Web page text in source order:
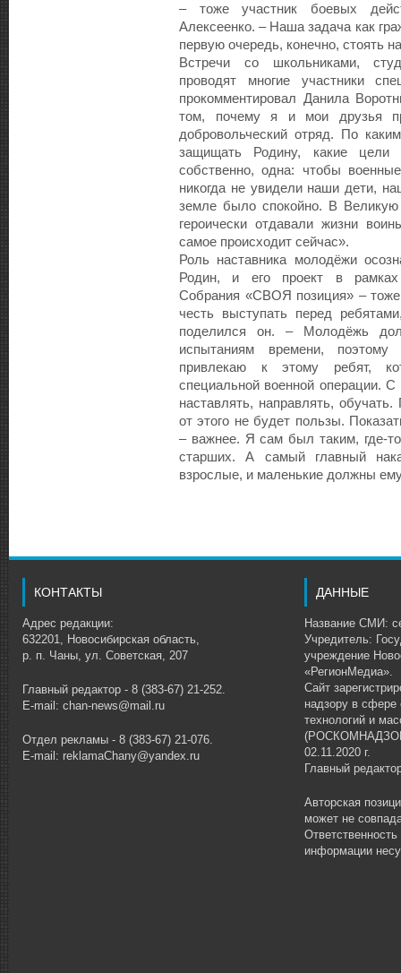
– тоже участник боевых
Алексеенко. – Наша задача как
первую очередь, конечно, стоять
Встречи со школьниками,
проводят многие участники
прокомментировал Данила
том, почему я и мои друзья
добровольческий отряд. По
защищать Родину, какие
собственно, одна: чтобы
никогда не увидели наши дети,
земле было спокойно. В
героически отдавали жизни
самое происходит сейчас».
Роль наставника молодёжи
Родин, и его проект в рамках
Собрания «СВОЯ позиция» –
честь выступать перед
поделился он. – Молодёжь
испытаниям времени,
привлекаю к этому ребят,
специальной военной операции.
наставлять, направлять,
от этого не будет пользы.
– важнее. Я сам был таким, где-
старших. А самый главный
взрослые, и маленькие должны
КОНТАКТЫ
Адрес редакции:
632201, Новосибирская область,
р. п. Чаны, ул. Советская, 207
Главный редактор - 8 (383-67) 21-252.
E-mail: chan-news@mail.ru
Отдел рекламы - 8 (383-67) 21-076.
E-mail: reklamaChany@yandex.ru
ДАННЫЕ
Название СМИ:
Учредитель:
учреждение
«РегионМедиа».
Сайт
надзору в
технологий и
02.11.2020 г.
Главный
Авторская
может не
информации